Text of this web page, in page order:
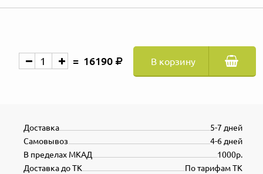
16190 В корзину
5-7 дней
Доставка
4-6 дней
Самовывоз
1000р.
В пределах МКАД
По тарифам ТК
Доставка до ТК